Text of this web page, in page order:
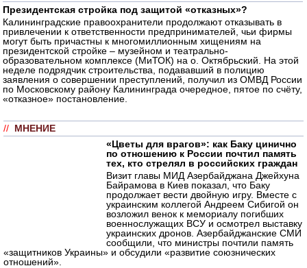
Президентская стройка под защитой «отказных»?
Калининградские правоохранители продолжают отказывать в
привлечении к ответственности предпринимателей, чьи фирмы
могут быть причастны к многомиллионным хищениям на
президентской стройке – музейном и театрально-
образовательном комплексе (МиТОК) на о. Октябрьский. На этой
неделе подрядчик строительства, подававший в полицию
заявления о совершении преступлений, получил из ОМВД России
по Московскому району Калининграда очередное, пятое по счёту,
«отказное» постановление.
// МНЕНИЕ
«Цветы для врагов»: как Баку цинично
по отношению к России почтил память
тех, кто стрелял в российских граждан
Визит главы МИД Азербайджана Джейхуна
Байрамова в Киев показал, что Баку
продолжает вести двойную игру. Вместе с
украинским коллегой Андреем Сибигой он
возложил венок к мемориалу погибших
военнослужащих ВСУ и осмотрел выставку
украинских дронов. Азербайджанские СМИ
сообщили, что министры почтили память
«защитников Украины» и обсудили «развитие союзнических
отношений».